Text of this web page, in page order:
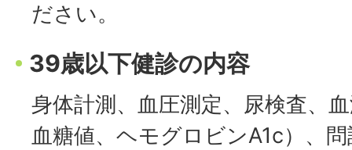
ださい。
39歳以下健診の内容
身体計測、血圧測定、尿検査、
血糖値、ヘモグロビンA1c）、